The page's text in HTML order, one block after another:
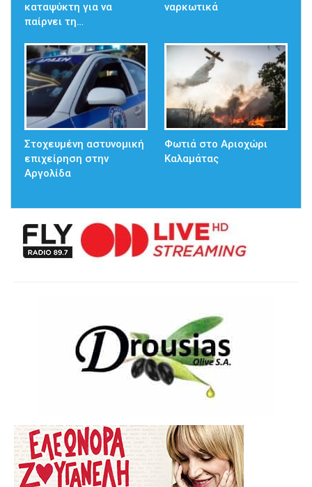
καταψύκτη για να
παίρνει τη…
ναρκωτικά
Στοχευμένη αστυνομική
επιχείρηση στην
Αργολίδα
Φωτιά στο Αριοχώρι
Καλαμάτας